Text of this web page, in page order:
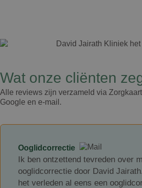
Wat onze cliënten
Alle reviews zijn verzameld via
Google en e-mail.
Ooglidcorrectie
Ik ben ontzettend tevreden over
ooglidcorrectie door David
het verleden al eens een